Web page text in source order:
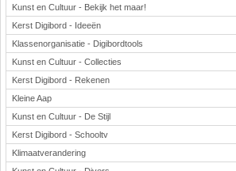
Kunst en Cultuur - Bekijk het maar!
Kerst Digibord - Ideeën
Klassenorganisatie - Digibordtools
Kunst en Cultuur - Collecties
Kerst Digibord - Rekenen
Kleine Aap
Kunst en Cultuur - De Stijl
Kerst Digibord - Schooltv
Klimaatverandering